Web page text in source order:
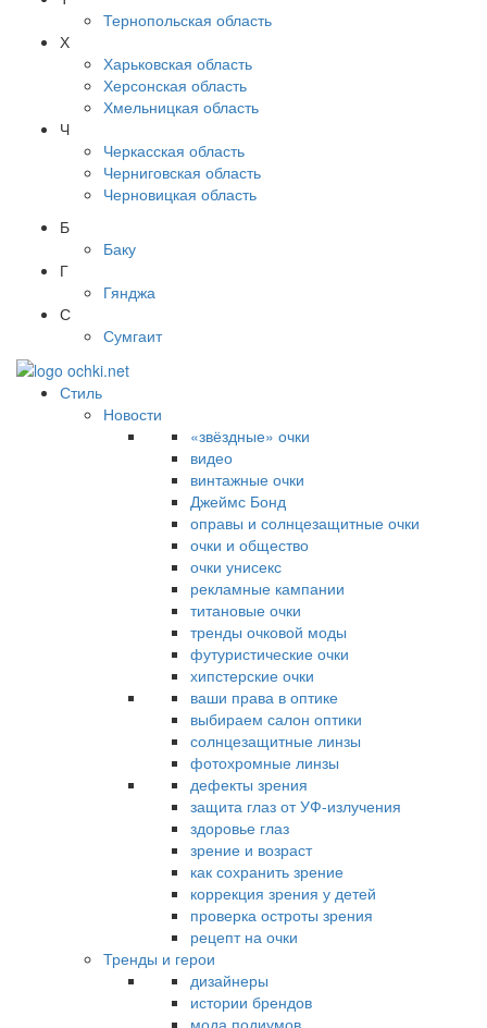
Тернопольская область
Х
Харьковская область
Херсонская область
Хмельницкая область
Ч
Черкасская область
Черниговская область
Черновицкая область
Б
Баку
Г
Гянджа
С
Сумгаит
Стиль
Новости
«звёздные» очки
видео
винтажные очки
Джеймс Бонд
оправы и солнцезащитные очки
очки и общество
очки унисекс
рекламные кампании
титановые очки
тренды очковой моды
футуристические очки
хипстерские очки
ваши права в оптике
выбираем салон оптики
солнцезащитные линзы
фотохромные линзы
дефекты зрения
защита глаз от УФ-излучения
здоровье глаз
зрение и возраст
как сохранить зрение
коррекция зрения у детей
проверка остроты зрения
рецепт на очки
Тренды и герои
дизайнеры
истории брендов